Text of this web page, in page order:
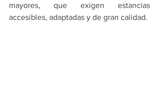
mayores, que exigen estancias
accesibles, adaptadas y de gran calidad.